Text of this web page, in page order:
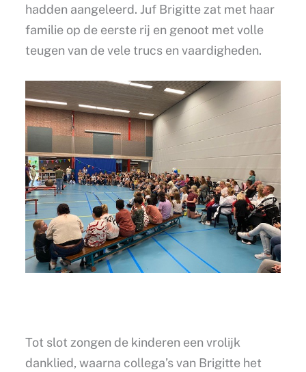
hadden aangeleerd. Juf Brigitte zat met haar
familie op de eerste rij en genoot met volle
teugen van de vele trucs en vaardigheden.
Tot slot zongen de kinderen een vrolijk
danklied, waarna collega’s van Brigitte het